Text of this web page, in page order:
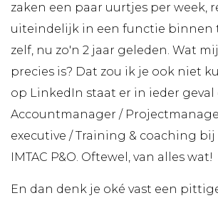
zaken een paar uurtjes per week,
uiteindelijk in een functie binnen
zelf, nu zo'n 2 jaar geleden. Wat
precies is? Dat zou ik je ook niet
op LinkedIn staat er in ieder geval
Accountmanager /
executive / Training & coaching bij
IMTAC P&O. Oftewel, van alles wat!
En dan denk je oké vast een